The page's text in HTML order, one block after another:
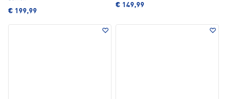
€ 199,99
€ 149,99